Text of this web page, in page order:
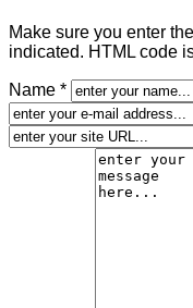
Make sure you enter
indicated. HTML code
Name *